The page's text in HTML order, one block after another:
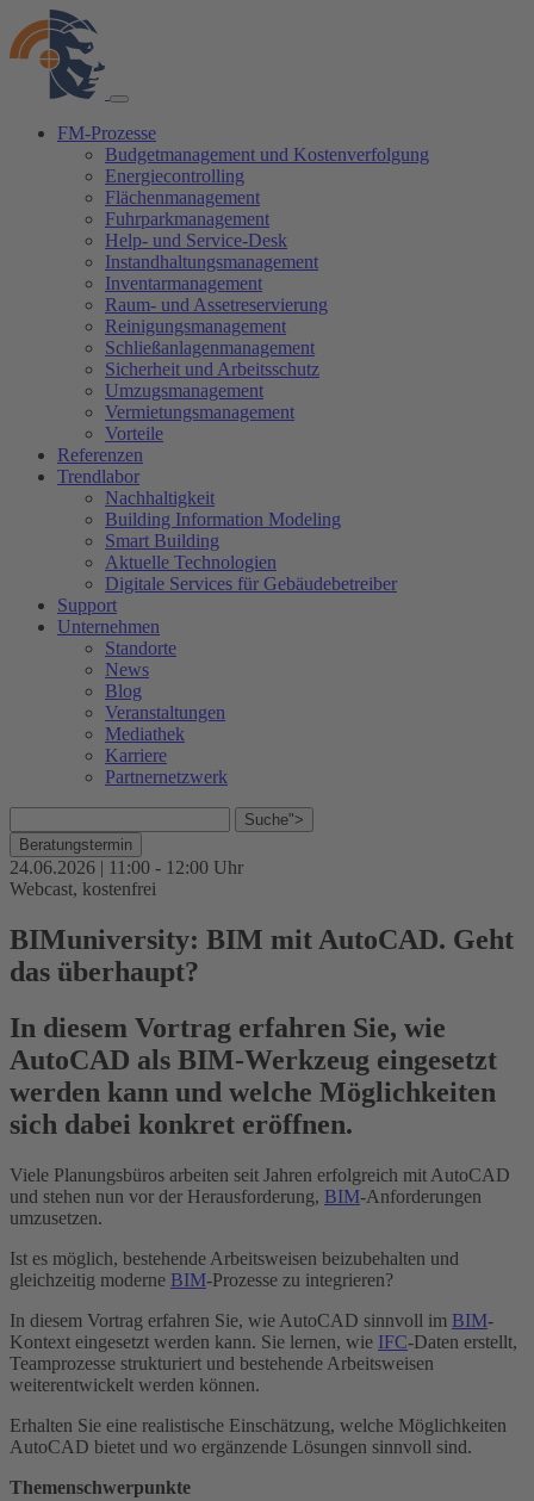
FM-Prozesse
Budgetmanagement und Kostenverfolgung
Energiecontrolling
Flächenmanagement
Fuhrparkmanagement
Help- und Service-Desk
Instandhaltungsmanagement
Inventarmanagement
Raum- und Assetreservierung
Reinigungsmanagement
Schließanlagenmanagement
Sicherheit und Arbeitsschutz
Umzugsmanagement
Vermietungsmanagement
Vorteile
Referenzen
Trendlabor
Nachhaltigkeit
Building Information Modeling
Smart Building
Aktuelle Technologien
Digitale Services für Gebäudebetreiber
Support
Unternehmen
Standorte
News
Blog
Veranstaltungen
Mediathek
Karriere
Partnernetzwerk
Suche">
Beratungstermin
24.06.2026 | 11:00 - 12:00 Uhr
Webcast, kostenfrei
BIMuniversity: BIM mit AutoCAD. Geht
das überhaupt?
In diesem Vortrag erfahren Sie, wie
AutoCAD als BIM-Werkzeug eingesetzt
werden kann und welche Möglichkeiten
sich dabei konkret eröffnen.
Viele Planungsbüros arbeiten seit Jahren erfolgreich mit AutoCAD
und stehen nun vor der Herausforderung, BIM-Anforderungen
umzusetzen.
Ist es möglich, bestehende Arbeitsweisen beizubehalten und
gleichzeitig moderne BIM-Prozesse zu integrieren?
In diesem Vortrag erfahren Sie, wie AutoCAD sinnvoll im BIM-
Kontext eingesetzt werden kann. Sie lernen, wie IFC-Daten erstellt,
Teamprozesse strukturiert und bestehende Arbeitsweisen
weiterentwickelt werden können.
Erhalten Sie eine realistische Einschätzung, welche Möglichkeiten
AutoCAD bietet und wo ergänzende Lösungen sinnvoll sind.
Themenschwerpunkte